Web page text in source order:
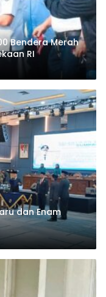
Bendera Merah
RI
dan Enam